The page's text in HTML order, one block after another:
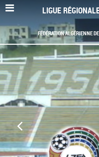
LIGUE